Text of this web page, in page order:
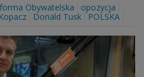
Obywatelska
opozycja
Donald Tusk POLSKA